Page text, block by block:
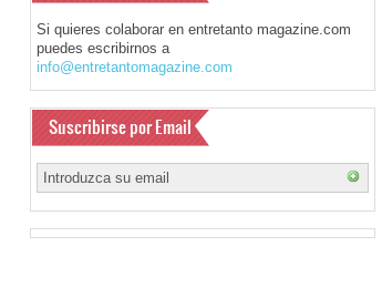
Si quieres colaborar en entretanto magazine.com
puedes escribirnos a
info@entretantomagazine.com
Suscribirse por Email